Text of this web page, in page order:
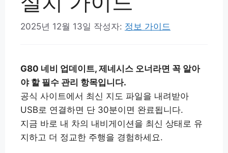
2025년 12월 13일 작성자: 정보 가이드
G80 네비 업데이트, 제네시스 오너라면 꼭 알아
야 할 필수 관리 항목입니다.
공식 사이트에서 최신 지도 파일을 내려받아
USB로 연결하면 단 30분이면 완료됩니다.
지금 바로 내 차의 내비게이션을 최신 상태로 유
지하고 더 정교한 주행을 경험하세요.